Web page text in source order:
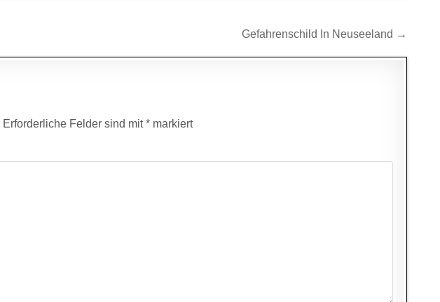
Gefahrenschild In Neuseeland →
Erforderliche Felder sind mit* markiert